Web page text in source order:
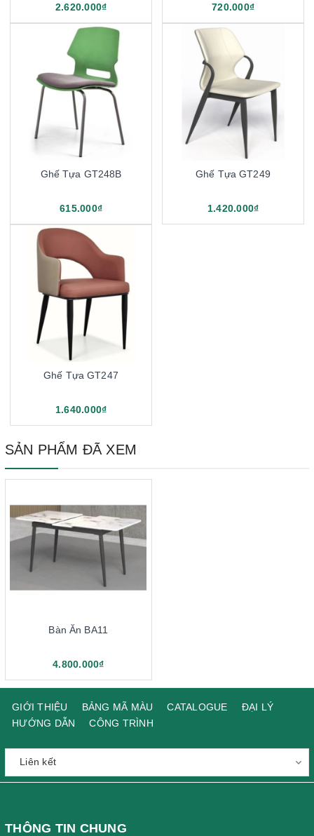
2.620.000₫ 720.000₫
Ghế Tựa GT248B
615.000₫
Ghế Tựa GT249
1.420.000₫
Ghế Tựa GT247
1.640.000₫
SẢN PHẨM ĐÃ XEM
Bàn Ăn BA11
4.800.000₫
GIỚI THIỆU BẢNG MÃ MÀU CATALOGUE
ĐẠI LÝ
HƯỚNG DẪN
CÔNG TRÌNH
THÔNG TIN CHUNG